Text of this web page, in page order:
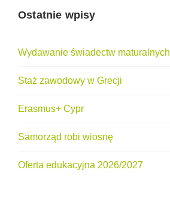
Ostatnie wpisy
Wydawanie świadectw maturalnych
Staż zawodowy w Grecji
Erasmus+ Cypr
Samorząd robi wiosnę
Oferta edukacyjna 2026/2027